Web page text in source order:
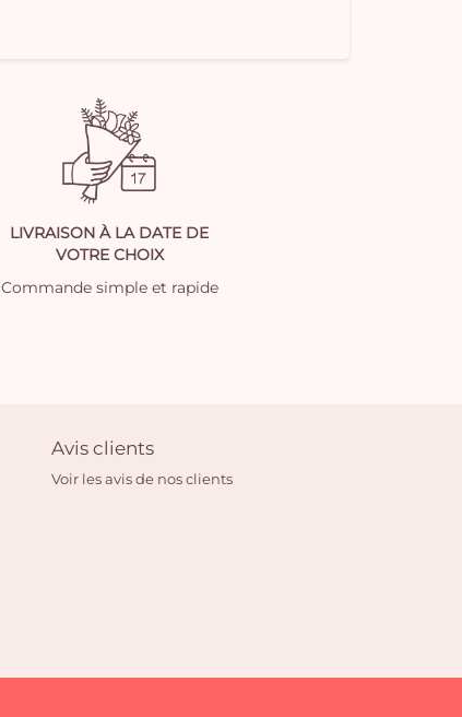
LIVRAISON À LA DATE DE
VOTRE CHOIX
Commande simple et rapide
Avis clients
Voir les avis de nos clients